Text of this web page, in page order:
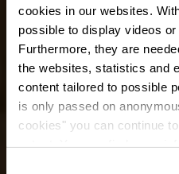
cookies in our websites.
possible to display videos
Furthermore, they are
the websites, statistics and
content tailored to possible
is only passed on
cookies" you can continue
Museum